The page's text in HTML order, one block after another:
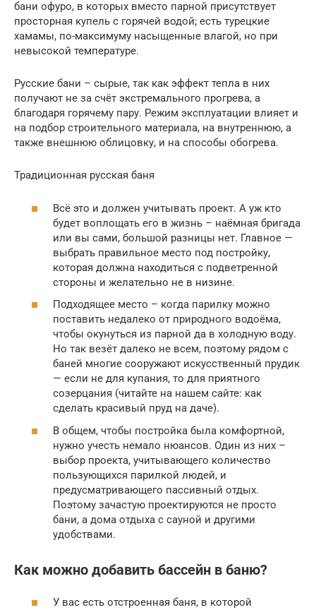
бани офуро, в которых вместо парной присутствует
просторная купель с горячей водой; есть турецкие
хамамы, по-максимуму насыщенные влагой, но при
невысокой температуре.
Русские бани – сырые, так как эффект тепла в них
получают не за счёт экстремального прогрева, а
благодаря горячему пару. Режим эксплуатации влияет и
на подбор строительного материала, на внутреннюю, а
также внешнюю облицовку, и на способы обогрева.
Традиционная русская баня
Всё это и должен учитывать проект. А уж кто
будет воплощать его в жизнь – наёмная бригада
или вы сами, большой разницы нет. Главное —
выбрать правильное место под постройку,
которая должна находиться с подветренной
стороны и желательно не в низине.
Подходящее место – когда парилку можно
поставить недалеко от природного водоёма,
чтобы окунуться из парной да в холодную воду.
Но так везёт далеко не всем, поэтому рядом с
баней многие сооружают искусственный прудик
— если не для купания, то для приятного
созерцания (читайте на нашем сайте: как
сделать красивый пруд на даче).
В общем, чтобы постройка была комфортной,
нужно учесть немало нюансов. Один из них –
выбор проекта, учитывающего количество
пользующихся парилкой людей, и
предусматривающего пассивный отдых.
Поэтому зачастую проектируются не просто
бани, а дома отдыха с сауной и другими
удобствами.
Как можно добавить бассейн в баню?
У вас есть отстроенная баня, в которой